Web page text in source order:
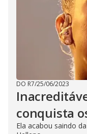
DO R7/25/06/2023
conquista
Ela acabou saindo